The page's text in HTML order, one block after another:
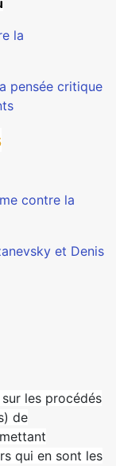
la
pensée critique
contre la
et Denis
les procédés
de
qui en sont les